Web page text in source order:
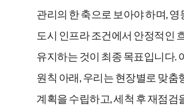
관리의 한 축으로 보아야 하며, 영
도시 인프라 조건에서 안정적인
유지하는 것이 최종 목표입니다.
원칙 아래, 우리는 현장별로 맞춤
계획을 수립하고, 세척 후 재점검